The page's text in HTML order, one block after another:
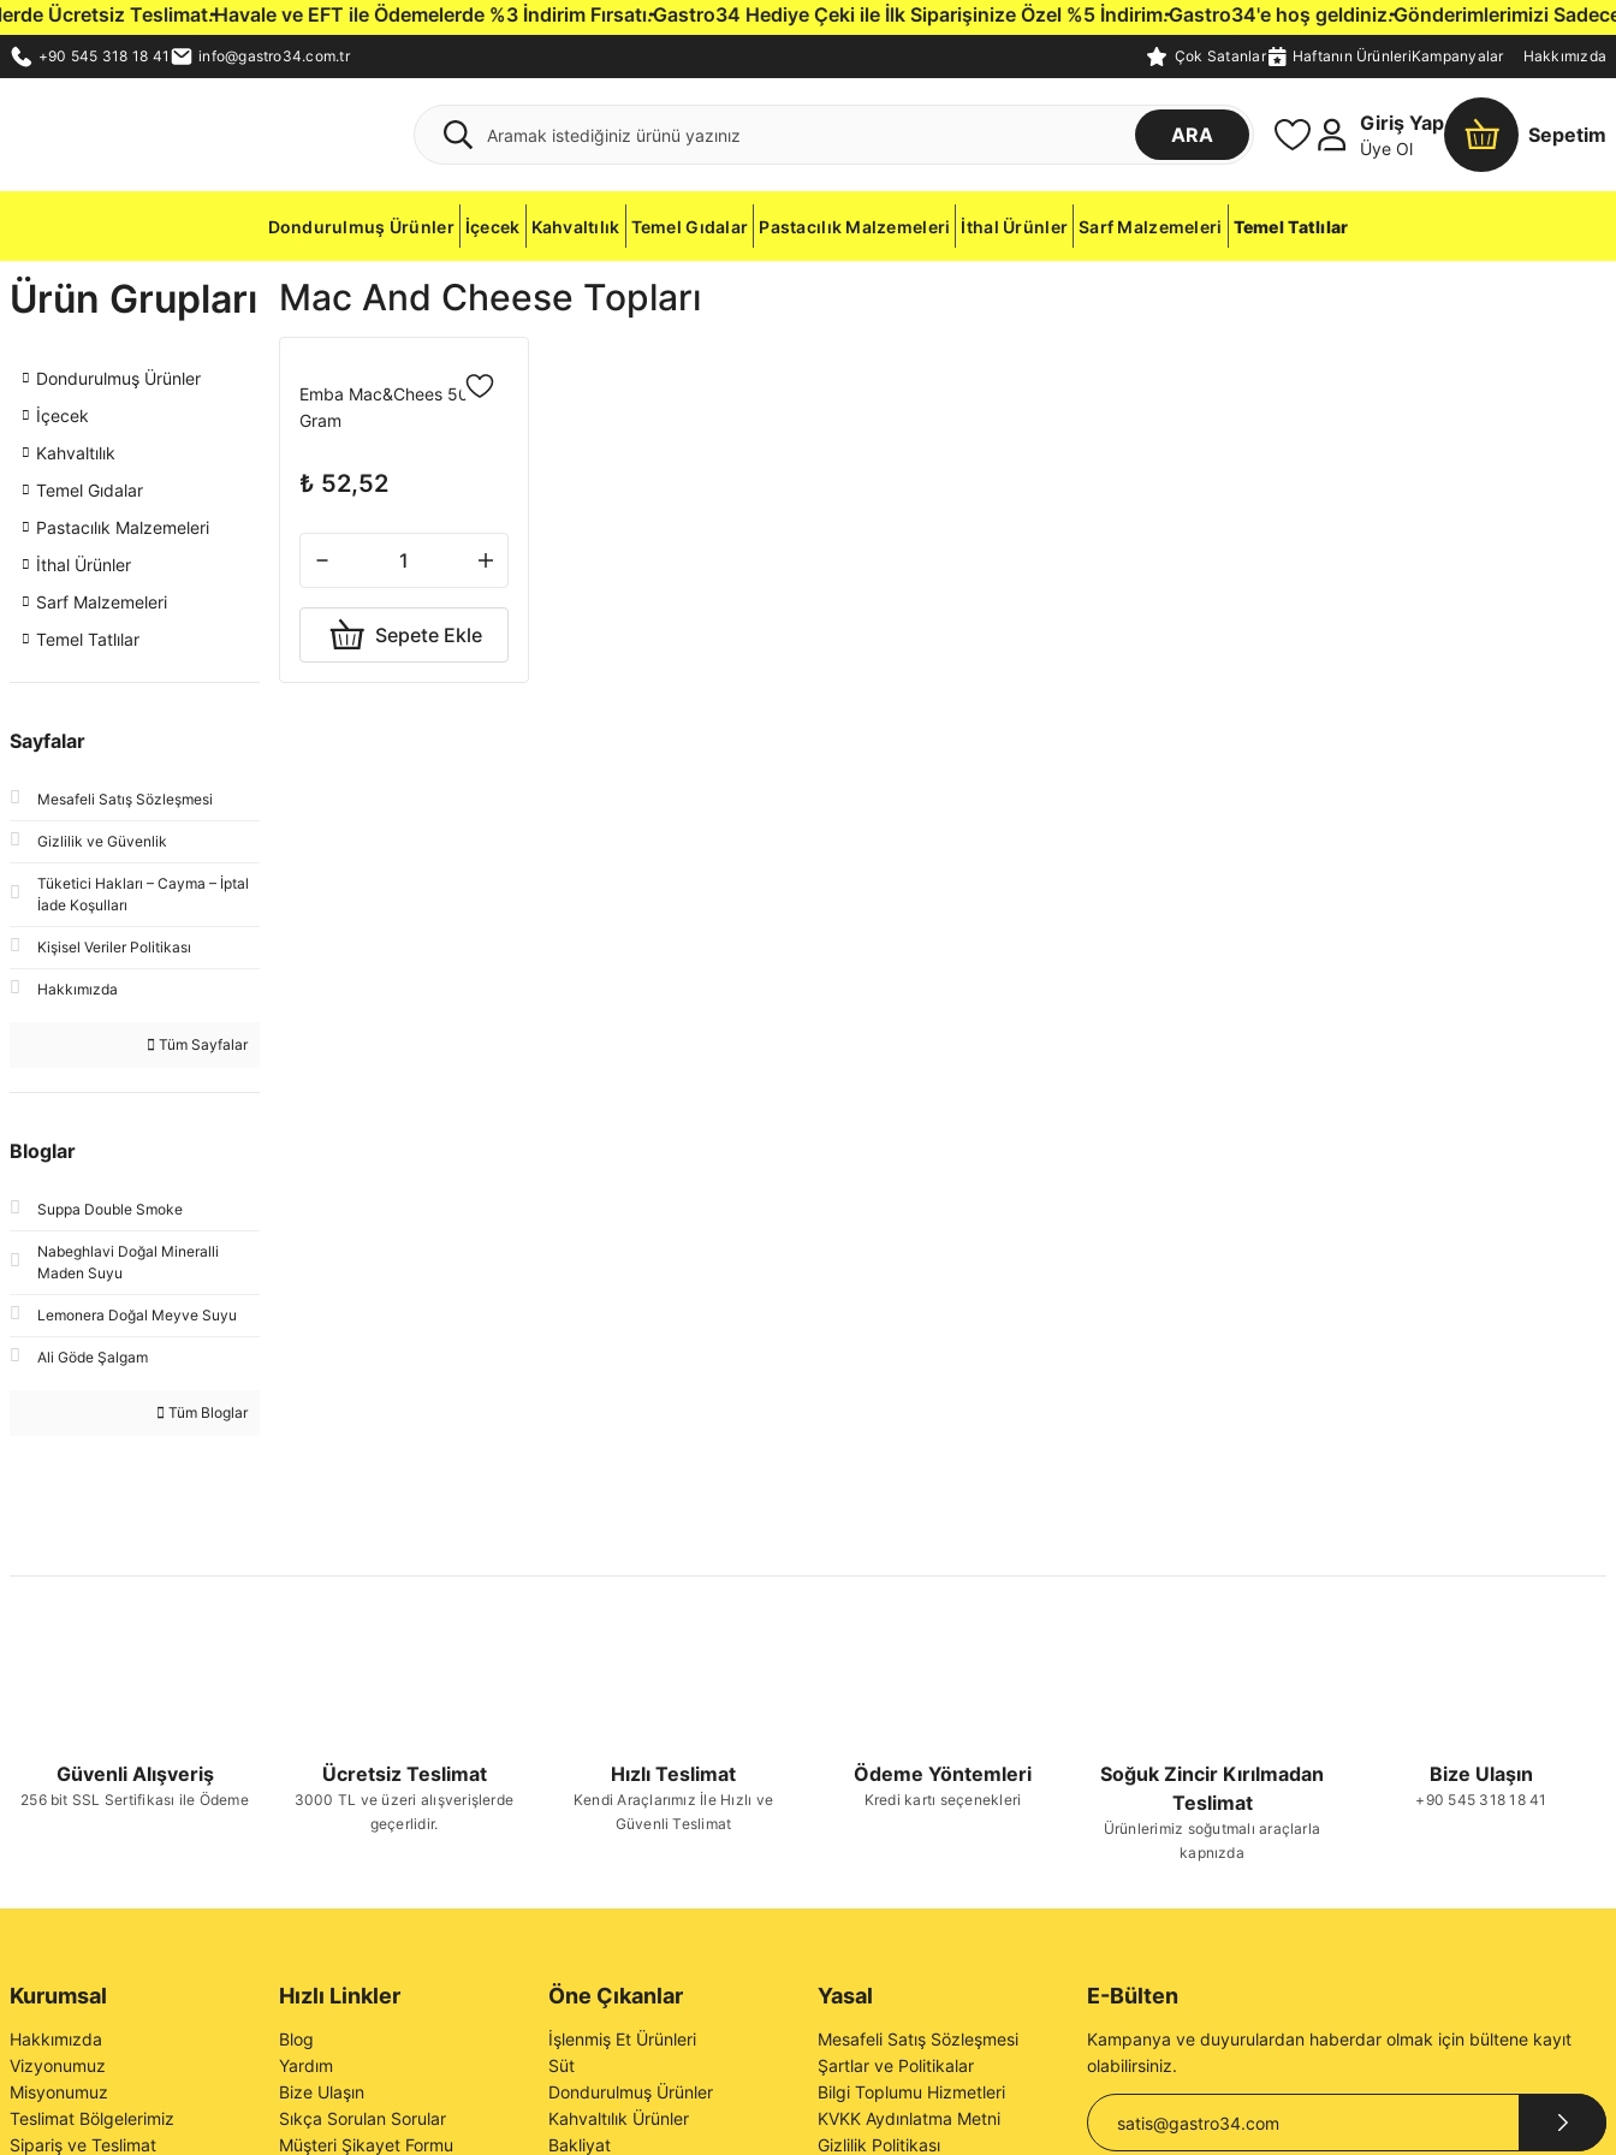
Ücretsiz Teslimat.Havale ve EFT ile Ödemelerde %3 İndirim Fırsatı.Gastro34 Hediye Çeki ile İlk Siparişinize Özel %5 İndirim.Gastro34'e hoş geldiniz.Gönderimlerimizi Sadece
+90 545 318 18 41 info@gastro34.com.tr Çok Satanlar Haftanın ÜrünleriKampanyalar Hakkımızda
ARA
Giriş Yap
Üye Ol
Sepetim
Dondurulmuş Ürünler İçecek Kahvaltılık Temel Gıdalar Pastacılık Malzemeleri İthal Ürünler Sarf Malzemeleri Temel Tatlılar
Ürün Grupları
Dondurulmuş Ürünler
İçecek
Kahvaltılık
Temel Gıdalar
Pastacılık Malzemeleri
İthal Ürünler
Sarf Malzemeleri
Temel Tatlılar
Sayfalar
Mesafeli Satış Sözleşmesi
Gizlilik ve Güvenlik
Tüketici Hakları – Cayma – İptal
İade Koşulları
Kişisel Veriler Politikası
Hakkımızda
Tüm Sayfalar
Bloglar
Suppa Double Smoke
Nabeghlavi Doğal Mineralli
Maden Suyu
Lemonera Doğal Meyve Suyu
Ali Göde Şalgam
Tüm Bloglar
Mac And Cheese Topları
Emba Mac&Chees 500
Gram
₺ 52,52
Sepete Ekle
Güvenli Alışveriş
256 bit SSL Sertifikası ile Ödeme
Ücretsiz Teslimat
3000 TL ve üzeri alışverişlerde
geçerlidir.
Hızlı Teslimat
Kendi Araçlarımız İle Hızlı ve
Güvenli Teslimat
Ödeme Yöntemleri
Kredi kartı seçenekleri
Soğuk Zincir Kırılmadan
Teslimat
Ürünlerimiz soğutmalı araçlarla
kapnızda
Bize Ulaşın
+90 545 318 18 41
Kurumsal
Hakkımızda
Vizyonumuz
Misyonumuz
Teslimat Bölgelerimiz
Sipariş ve Teslimat
Hızlı Linkler
Blog
Yardım
Bize Ulaşın
Sıkça Sorulan Sorular
Müşteri Şikayet Formu
Öne Çıkanlar
İşlenmiş Et Ürünleri
Süt
Dondurulmuş Ürünler
Kahvaltılık Ürünler
Bakliyat
Yasal
Mesafeli Satış Sözleşmesi
Şartlar ve Politikalar
Bilgi Toplumu Hizmetleri
KVKK Aydınlatma Metni
Gizlilik Politikası
E-Bülten
Kampanya ve duyurulardan haberdar olmak için bültene kayıt
olabilirsiniz.